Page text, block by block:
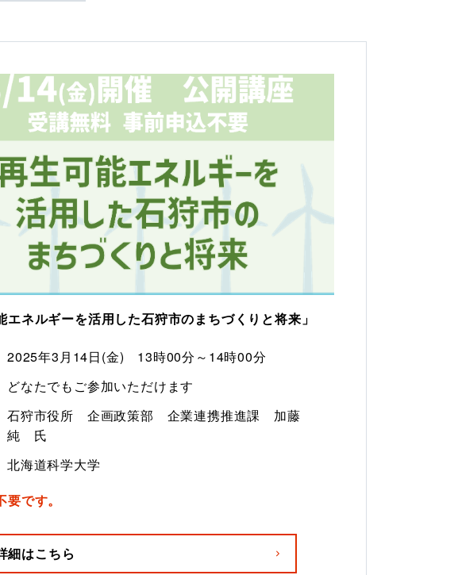
エネルギーを活用した石狩市のまちづくりと将来」
2025年3月14日(金)　13時00分～14時00分
どなたでもご参加いただけます
石狩市役所　企画政策部　企業連携推進課　加藤
純　氏
北海道科学大学
です。
細はこちら